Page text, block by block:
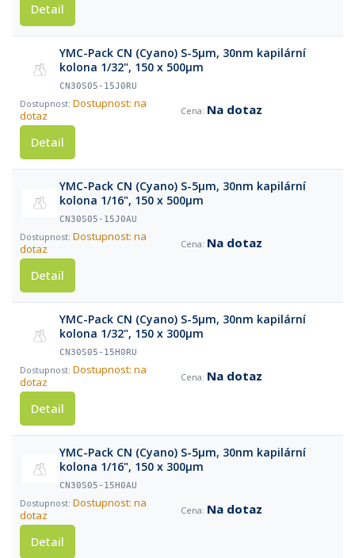
Detail
YMC-Pack CN (Cyano) S-5µm, 30nm kapilární
kolona 1/32", 150 x 500µm
CN30S05-15J0RU
Dostupnost: na
dotaz
Na dotaz
Detail
YMC-Pack CN (Cyano) S-5µm, 30nm kapilární
kolona 1/16", 150 x 500µm
CN30S05-15J0AU
Dostupnost: na
dotaz
Na dotaz
Detail
YMC-Pack CN (Cyano) S-5µm, 30nm kapilární
kolona 1/32", 150 x 300µm
CN30S05-15H0RU
Dostupnost: na
dotaz
Na dotaz
Detail
YMC-Pack CN (Cyano) S-5µm, 30nm kapilární
kolona 1/16", 150 x 300µm
CN30S05-15H0AU
Dostupnost: na
dotaz
Na dotaz
Detail